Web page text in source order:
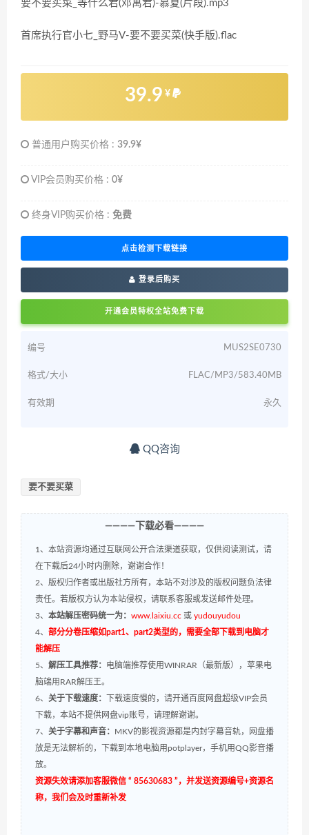
要不要买菜_等什么君(邓寓君)-慕夏(片段).mp3
首席执行官小七_野马V-要不要买菜(快手版).flac
39.9 ¥
普通用户购买价格 : 39.9¥
VIP会员购买价格 : 0¥
终身VIP购买价格 : 免费
点击检测下载链接
登录后购买
开通会员特权全站免费下载
编号 MUS2SE0730
格式/大小 FLAC/MP3/583.40MB
有效期 永久
QQ咨询
要不要买菜
————下载必看————
1、本站资源均通过互联网公开合法渠道获取，仅供阅读测试，请
在下载后24小时内删除，谢谢合作！
2、版权归作者或出版社方所有，本站不对涉及的版权问题负法律
责任。若版权方认为本站侵权，请联系客服或发送邮件处理。
3、 本站解压密码统一为： www.laixiu.cc 或 yudouyudou
4、 部分分卷压缩如part1、part2类型的，需要全部下载到电脑才
能解压
5、 解压工具推荐： 电脑端推荐使用WINRAR（最新版），苹果电
脑端用RAR解压王。
6、 关于下载速度：
下载速度慢的，请开通百度网盘超级VIP会员
下载，本站不提供网盘vip账号，请理解谢谢。
7、 关于字幕和声音： MKV的影视资源都是内封字幕音轨，网盘播
放是无法解析的，下载到本地电脑用potplayer，手机用QQ影音播
放。
资源失效请添加客服微信 “ 85630683 ”，并发送资源编号+资源名
称，我们会及时重新补发